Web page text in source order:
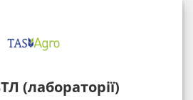
(лабораторії)